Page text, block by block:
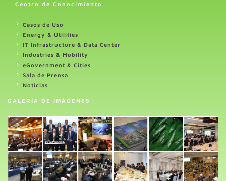
Centro de Conocimiento
Casos de Uso
Energy & Utilities
IT Infrastructure & Data Center
Industries & Mobility
eGovernment & Cities
Sala de Prensa
Noticias
GALERÍA DE IMÁGENES